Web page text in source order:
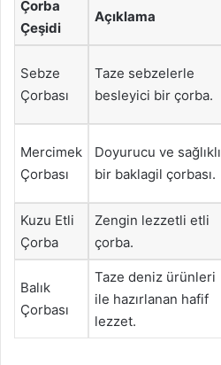
Çorba
Çeşidi
Açıklama
Sebze
Çorbası
Taze sebzelerle
besleyici bir çorba.
Mercimek
Çorbası
Doyurucu ve sağlıklı
bir baklagil çorbası.
Kuzu Etli
Çorba
Zengin lezzetli etli
çorba.
Balık
Çorbası
Taze deniz ürünleri
ile hazırlanan hafif
lezzet.